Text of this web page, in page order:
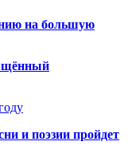
на большую
и поэзии пройдет